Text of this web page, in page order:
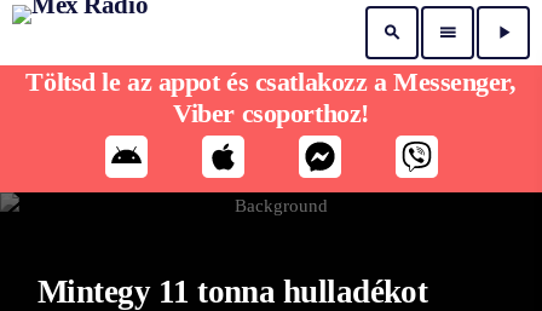
search menu play_arrow
Mintegy 11 tonna hulladékot
Töltsd le az appot és csatlakozz a Messenger,
Viber csoporthoz!